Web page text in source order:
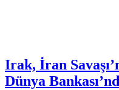
Irak, İran
Dünya